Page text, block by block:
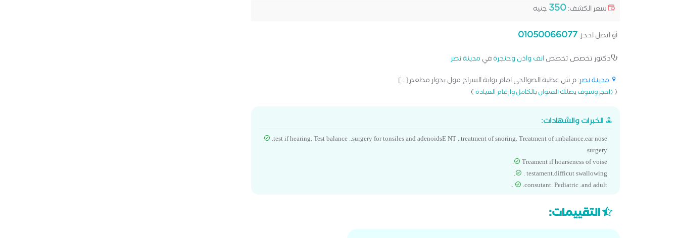
سعر الكشف:350 جنيه
أو اتصل احجز:01050066077
دكتور تخصص تخصصانف واذن وحنجرةفي مدينة نصر
مدينة نصر: م ش عطية الصوالحى امام بوابة السراج مول بجوار مطعم[...]
((احجز وسوف يصلك العنوان بالكامل وارقام العيادة)
الخبرات والشهادات:
.test if hearing. Test balance ..surgery for tonsiles and adenoidsE NT . treatment of snoring. Treatment of imbalance.ear nose
surgery.
Treament if hoarseness of voise.
. testament.difficut swallowing.
.consutant. Pediatric .and adult ..
التقييمات: